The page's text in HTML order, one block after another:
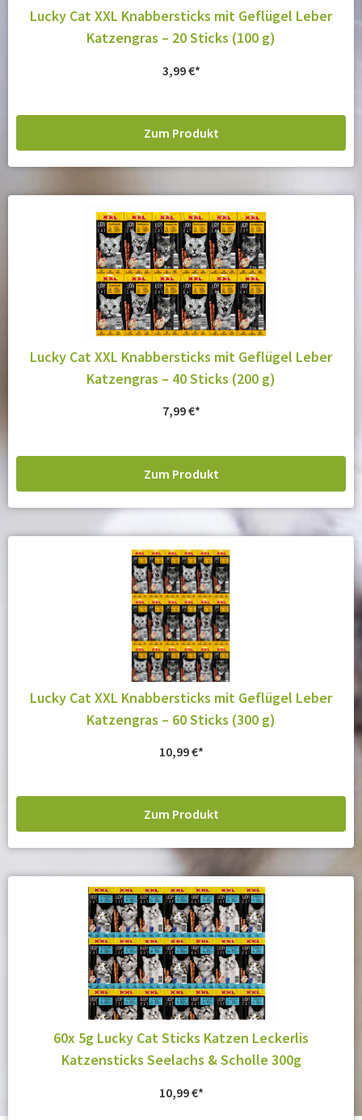
Lucky Cat XXL Knabbersticks mit Geflügel Leber
Katzengras – 20 Sticks (100 g)
3,99€
Zum Produkt
Lucky Cat XXL Knabbersticks mit Geflügel Leber
Katzengras – 40 Sticks (200 g)
7,99€
Zum Produkt
Lucky Cat XXL Knabbersticks mit Geflügel Leber
Katzengras – 60 Sticks (300 g)
10,99€
Zum Produkt
60x 5g Lucky Cat Sticks Katzen Leckerlis
Katzensticks Seelachs & Scholle 300g
10,99€